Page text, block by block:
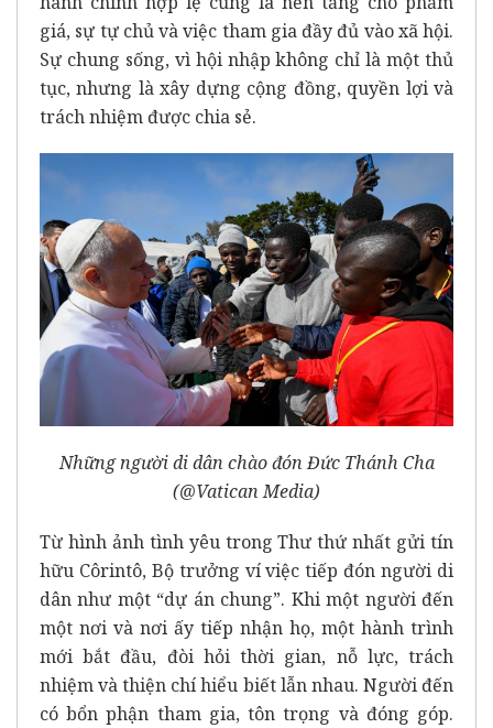
giá, sự tự chủ và việc tham gia đầy đủ vào xã hội.
Sự chung sống, vì hội nhập không chỉ là một thủ
tục, nhưng là xây dựng cộng đồng, quyền lợi và
trách nhiệm được chia sẻ.
Những người di dân chào đón Đức Thánh Cha
(@Vatican Media)
Từ hình ảnh tình yêu trong Thư thứ nhất gửi tín
hữu Côrintô, Bộ trưởng ví việc tiếp đón người di
dân như một “dự án chung”. Khi một người đến
một nơi và nơi ấy tiếp nhận họ, một hành trình
mới bắt đầu, đòi hỏi thời gian, nỗ lực, trách
nhiệm và thiện chí hiểu biết lẫn nhau. Người đến
có bổn phận tham gia, tôn trọng và đóng góp.